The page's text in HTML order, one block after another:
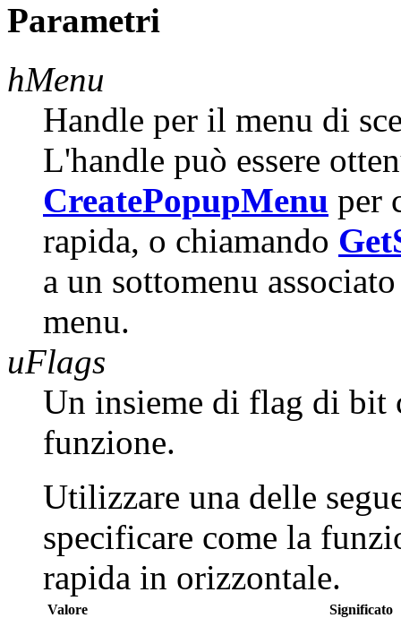
Parametri
hMenu
Handle per il menu di
L'handle può essere
CreatePopupMenu per
rapida, o chiamando
a un sottomenu
menu.
uFlags
Un insieme di flag di bit
funzione.
Utilizzare una delle
specificare come la
rapida in orizzontale.
Valore
Significato